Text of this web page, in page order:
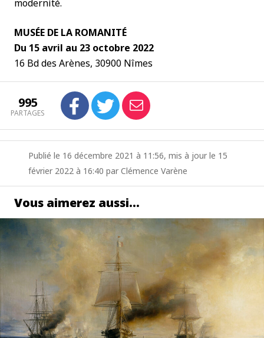
modernité.
MUSÉE DE LA ROMANITÉ
Du 15 avril au 23 octobre 2022
16 Bd des Arènes, 30900 Nîmes
995
PARTAGES
Publié le 16 décembre 2021 à 11:56, mis à jour le 15
février 2022 à 16:40 par Clémence Varène
Vous aimerez aussi…